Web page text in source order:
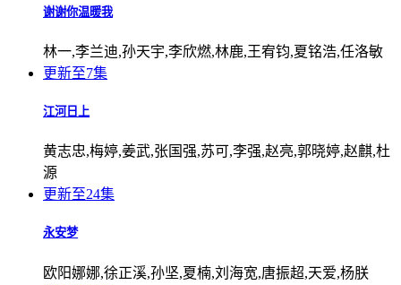
谢谢你温暖我
林一,李兰迪,孙天宇,李欣燃,林鹿,王宥钧,夏铭浩,任洛敏
更新至7集
江河日上
黄志忠,梅婷,姜武,张国强,苏可,李强,赵亮,郭晓婷,赵麒,杜
源
更新至24集
永安梦
欧阳娜娜,徐正溪,孙坚,夏楠,刘海宽,唐振超,天爱,杨朕